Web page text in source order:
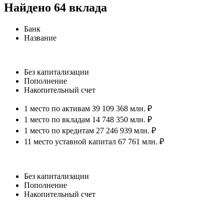
Найдено 64 вклада
Банк
Название
Без капитализации
Пополнение
Накопительный счет
1 место по активам 39 109 368 млн. ₽
1 место по вкладам 14 748 350 млн. ₽
1 место по кредитам 27 246 939 млн. ₽
11 место уставной капитал 67 761 млн. ₽
Без капитализации
Пополнение
Накопительный счет